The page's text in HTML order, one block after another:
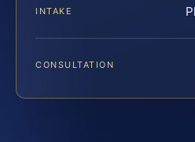
INTAKE
CONSULTATION